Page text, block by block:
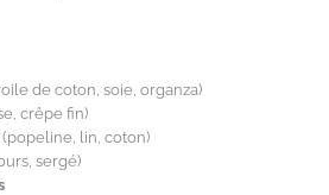
de coton, soie, organza)
crêpe fin)
(popeline, lin, coton)
sergé)